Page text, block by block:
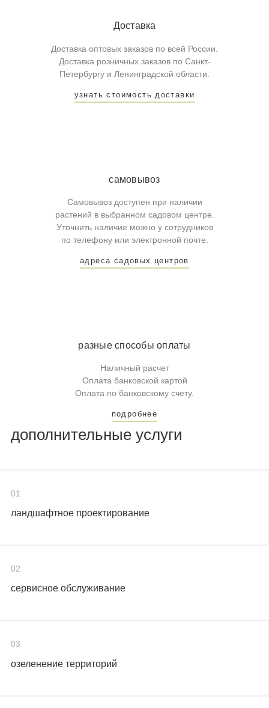
Доставка
Доставка оптовых заказов по всей России.
Доставка розничных заказов по Санкт-
Петербургу и Ленинградской области.
узнать стоимость доставки
самовывоз
Самовывоз доступен при наличии
растений в выбранном садовом центре.
Уточнить наличие можно у сотрудников
по телефону или электронной почте.
адреса садовых центров
разные способы оплаты
Наличный расчет
Оплата банковской картой
Оплата по банковскому счету.
подробнее
дополнительные услуги
01
ландшафтное проектирование
02
сервисное обслуживание
03
озеленение территорий